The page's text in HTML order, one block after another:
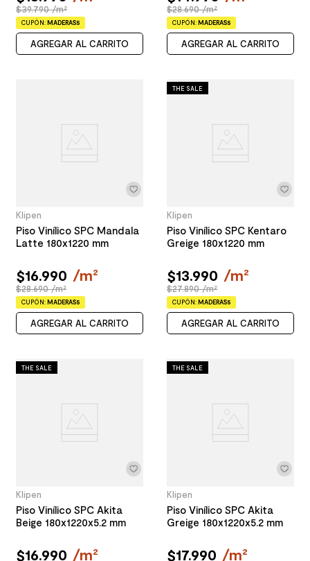
$39.790 /m²
CUPÓN:MADERAS5
AGREGAR AL CARRITO
$28.690 /m²
CUPÓN:MADERAS5
AGREGAR AL CARRITO
Klipen
Piso Vinílico SPC Mandala
Latte 180x1220 mm
$16.990 /m²
$28.690 /m²
CUPÓN:MADERAS5
AGREGAR AL CARRITO
THE SALE
Klipen
Piso Vinílico SPC Kentaro
Greige 180x1220 mm
$13.990 /m²
$27.890 /m²
CUPÓN:MADERAS5
AGREGAR AL CARRITO
THE SALE
Klipen
Piso Vinílico SPC Akita
Beige 180x1220x5.2 mm
$16.990 /m²
THE SALE
Klipen
Piso Vinílico SPC Akita
Greige 180x1220x5.2 mm
$17.990 /m²